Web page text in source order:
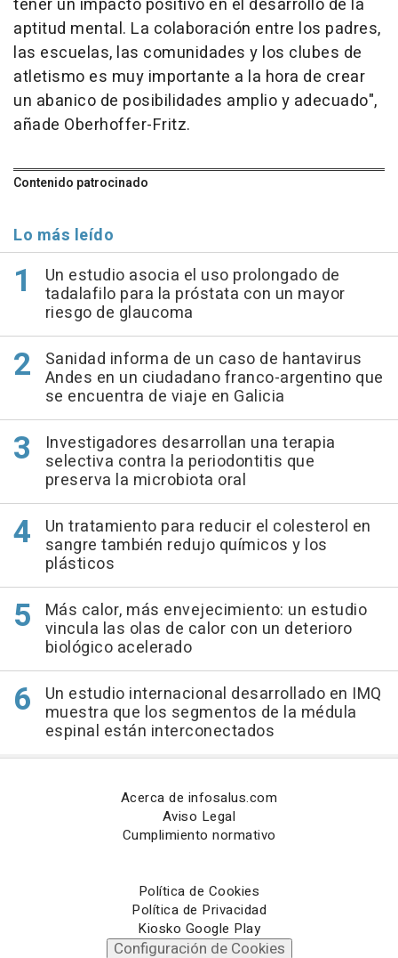
tener un impacto positivo en el desarrollo de la
aptitud mental. La colaboración entre los padres,
las escuelas, las comunidades y los clubes de
atletismo es muy importante a la hora de crear
un abanico de posibilidades amplio y adecuado",
añade Oberhoffer-Fritz.
Contenido patrocinado
Lo más leído
Un estudio asocia el uso prolongado de
tadalafilo para la próstata con un mayor
riesgo de glaucoma
Sanidad informa de un caso de hantavirus
Andes en un ciudadano franco-argentino que
se encuentra de viaje en Galicia
Investigadores desarrollan una terapia
selectiva contra la periodontitis que
preserva la microbiota oral
Un tratamiento para reducir el colesterol en
sangre también redujo químicos y los
plásticos
Más calor, más envejecimiento: un estudio
vincula las olas de calor con un deterioro
biológico acelerado
Un estudio internacional desarrollado en IMQ
muestra que los segmentos de la médula
espinal están interconectados
Acerca de infosalus.com
Aviso Legal
Cumplimiento normativo
Política de Cookies
Política de Privacidad
Kiosko Google Play
Configuración de Cookies